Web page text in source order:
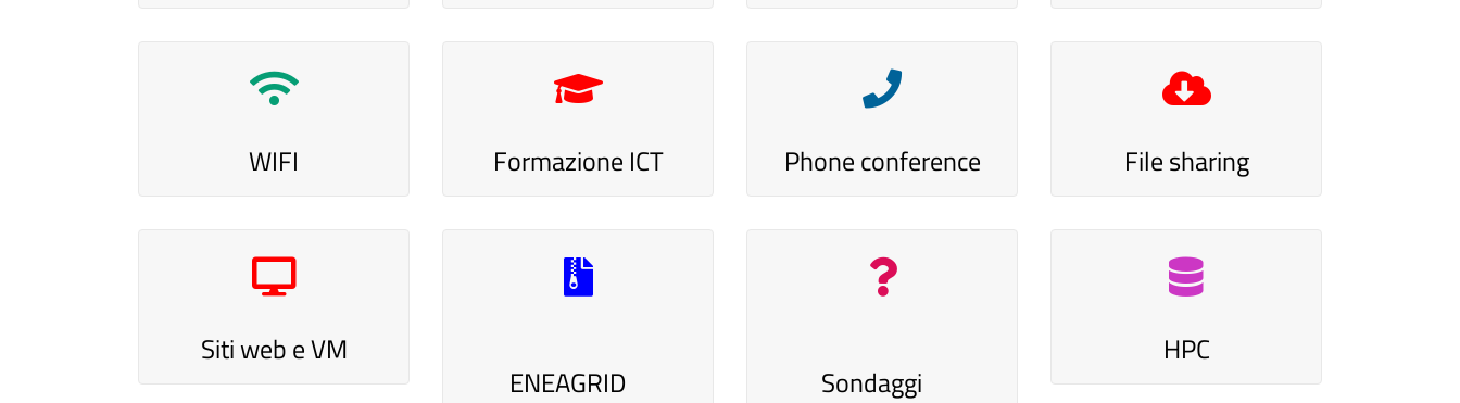
WIFI Formazione ICT Phone conference File sharing
Siti web e VM
ENEAGRID
Sondaggi
HPC